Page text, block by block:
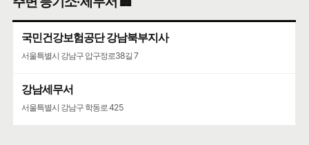
서울특별시 강남구 도산대로 507
코엑스
서울특별시 강남구 영동대로 513
국민건강보험공단 강남북부지사
서울특별시 강남구 압구정로38길 7
강남세무서
서울특별시 강남구 학동로 425